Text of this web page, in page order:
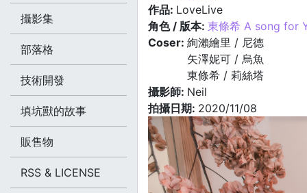
作品: LoveLive
角色 / 版本: 東條希 A song for
Coser: 絢瀨繪里 / 尼德
矢澤妮可 / 烏魚
東條希 / 莉絲塔
攝影師: Neil
拍攝日期: 2020/11/08
攝影集
部落格
技術開發
填坑獸的故事
販售物
RSS & LICENSE